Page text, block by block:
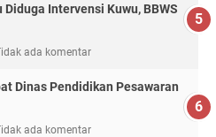
Intervensi Kuwu, BBWS
ada komentar
Dinas Pendidikan Pesawaran
ada komentar